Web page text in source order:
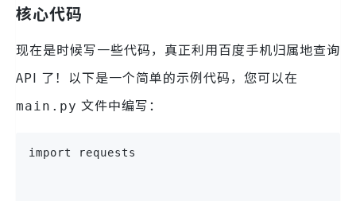
核心代码
现在是时候写一些代码，真正利用百度手机归属地查询
API 了！以下是一个简单的示例代码，您可以在
main.py 文件中编写：
import requests